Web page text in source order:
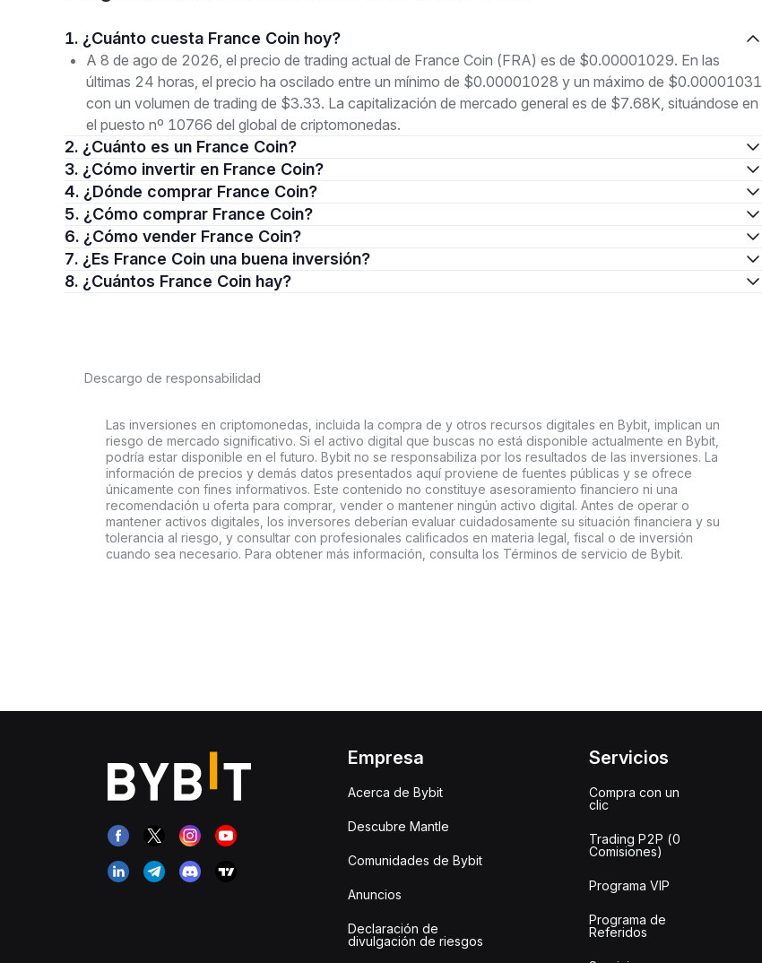
1. ¿Cuánto cuesta France Coin hoy?
A 8 de ago de 2026, el precio de trading actual de France Coin (FRA) es de $0.00001029. En las
últimas 24 horas, el precio ha oscilado entre un mínimo de $0.00001028 y un máximo de $0.00001031
con un volumen de trading de $3.33. La capitalización de mercado general es de $7.68K, situándose en
el puesto nº 10766 del global de criptomonedas.
2. ¿Cuánto es un France Coin?
3. ¿Cómo invertir en France Coin?
4. ¿Dónde comprar France Coin?
5. ¿Cómo comprar France Coin?
6. ¿Cómo vender France Coin?
7. ¿Es France Coin una buena inversión?
8. ¿Cuántos France Coin hay?
Descargo de responsabilidad
Las inversiones en criptomonedas, incluida la compra de y otros recursos digitales en Bybit, implican un
riesgo de mercado significativo. Si el activo digital que buscas no está disponible actualmente en Bybit,
podría estar disponible en el futuro. Bybit no se responsabiliza por los resultados de las inversiones. La
información de precios y demás datos presentados aquí proviene de fuentes públicas y se ofrece
únicamente con fines informativos. Este contenido no constituye asesoramiento financiero ni una
recomendación u oferta para comprar, vender o mantener ningún activo digital. Antes de operar o
mantener activos digitales, los inversores deberían evaluar cuidadosamente su situación financiera y su
tolerancia al riesgo, y consultar con profesionales calificados en materia legal, fiscal o de inversión
cuando sea necesario. Para obtener más información, consulta los Términos de servicio de Bybit.
Empresa
Acerca de Bybit
Descubre Mantle
Comunidades de Bybit
Anuncios
Declaración de
divulgación de riesgos
Servicios
Compra con un
clic
Trading P2P (0
Comisiones)
Programa VIP
Programa de
Referidos